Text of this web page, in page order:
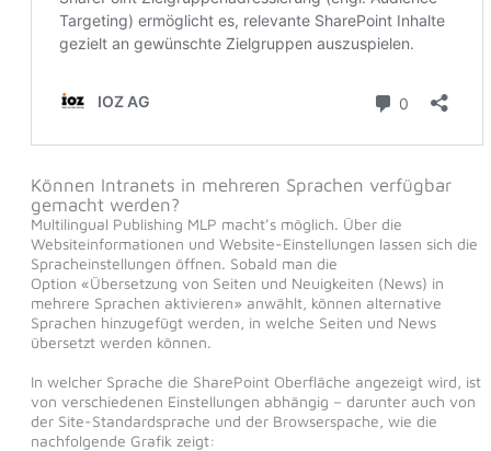
Können Intranets in mehreren Sprachen verfügbar
gemacht werden?
Multilingual Publishing MLP macht’s möglich. Über die
Websiteinformationen und Website-Einstellungen lassen sich die
Spracheinstellungen öffnen. Sobald man die
Option «Übersetzung von Seiten und Neuigkeiten (News) in
mehrere Sprachen aktivieren» anwählt, können alternative
Sprachen hinzugefügt werden, in welche Seiten und News
übersetzt werden können.
In welcher Sprache die SharePoint Oberfläche angezeigt wird, ist
von verschiedenen Einstellungen abhängig – darunter auch von
der Site-Standardsprache und der Browserspache, wie die
nachfolgende Grafik zeigt: